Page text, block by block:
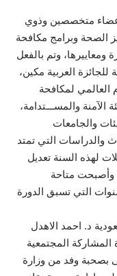
متخصصين وذوي
الصحة وبرامج مكافحة
وتم بالفعل
العربية مكين،
العالمي لمكافحة
والمســـتدامة،
والجامعات
والدراسات التي تمتد
التعديلات لهذه السنة تعديل
وأصبحت متاحة
التي تسبق الدورة
د. احمد الاهدل
المجتمعية
بصحبة وفد من وزارة